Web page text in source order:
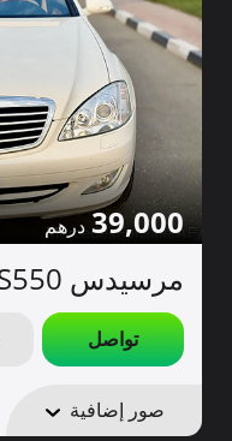
39,000
مرسيدس S550 للبيع
تواصل
صور إضافية